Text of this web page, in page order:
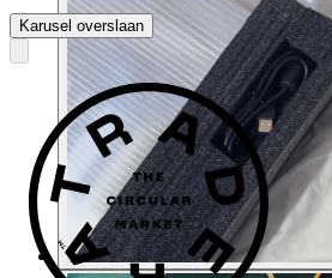
Karusel overslaan